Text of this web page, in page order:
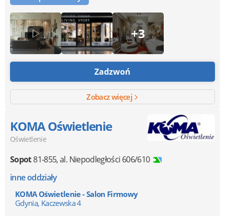
+3
Zadzwoń
Zobacz więcej
KOMA Oświetlenie
Oświetlenie
Sopot81-855,al. Niepodległości 606/610
inne oddziały
KOMA Oświetlenie - Salon Firmowy
Gdynia, Kaczewska 4